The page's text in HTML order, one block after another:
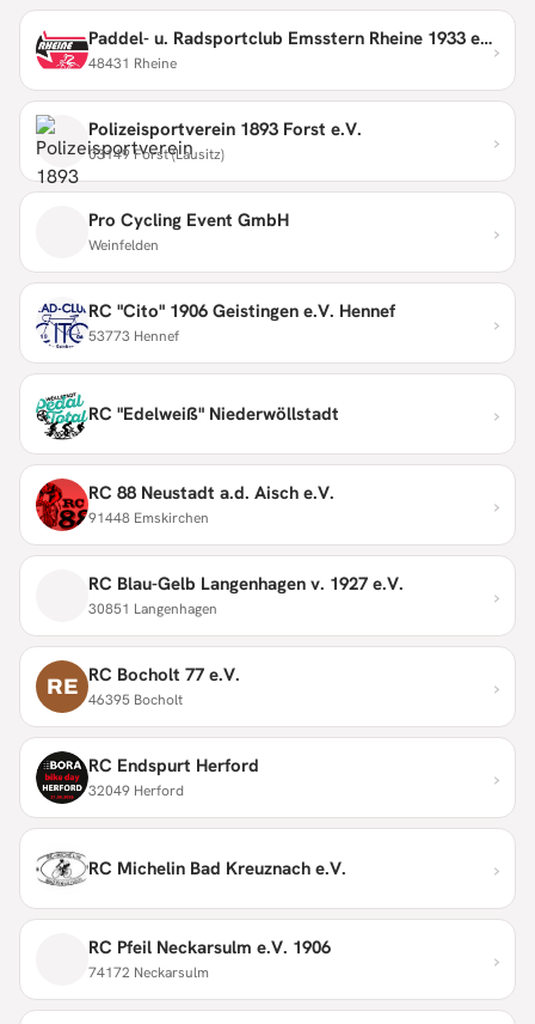
Paddel- u. Radsportclub Emsstern Rheine 1933 e.V.
48431 Rheine ›
Polizeisportverein 1893 Forst e.V.
03149 Forst (Lausitz) ›
Pro Cycling Event GmbH
Weinfelden ›
RC "Cito" 1906 Geistingen e.V. Hennef
53773 Hennef ›
RC "Edelweiß" Niederwöllstadt ›
RC 88 Neustadt a.d. Aisch e.V.
91448 Emskirchen ›
RC Blau-Gelb Langenhagen v. 1927 e.V.
30851 Langenhagen ›
RE RC Bocholt 77 e.V.
46395 Bocholt ›
RC Endspurt Herford
32049 Herford ›
RC Michelin Bad Kreuznach e.V. ›
RC Pfeil Neckarsulm e.V. 1906
74172 Neckarsulm ›